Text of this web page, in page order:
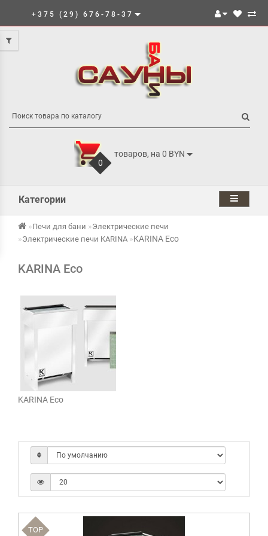
+375 (29) 676-78-37
0
товаров, на 0 BYN
Категории
Печи для бани
Электрические печи
Электрические печи KARINA
KARINA Eco
KARINA Eco
KARINA Eco
TOP